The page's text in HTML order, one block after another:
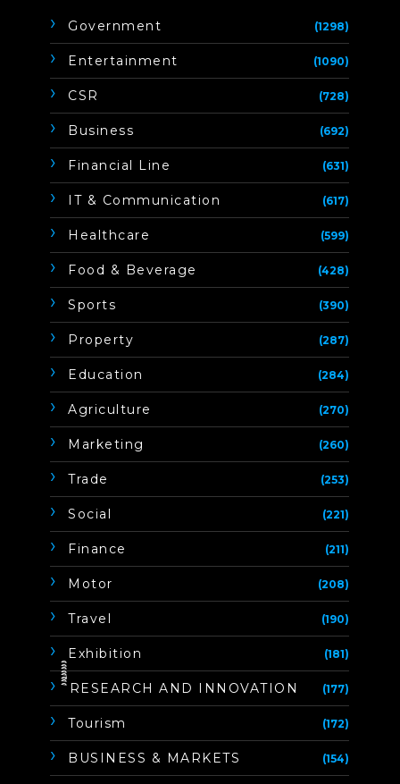
Government (1298)
Entertainment (1090)
CSR (728)
Business (692)
Financial Line (631)
IT & Communication (617)
Healthcare (599)
Food & Beverage (428)
Sports (390)
Property (287)
Education (284)
Agriculture (270)
Marketing (260)
Trade (253)
Social (221)
Finance (211)
Motor (208)
Travel (190)
Exhibition (181)
ิิีิิิิิRESEARCH AND INNOVATION (177)
Tourism (172)
BUSINESS & MARKETS (154)